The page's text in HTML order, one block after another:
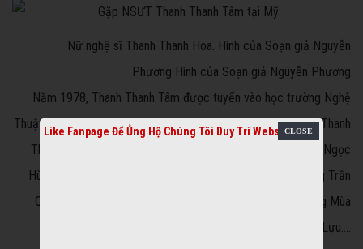
Nữ nghệ sĩ Thanh Thanh Hoa. Hình của Soạn giả Nguyễn
Phương Hình của Soạn giả Nguyễn Phương
Năm 1978, Thanh Thanh Tâm được tuyển vào học trường Nghệ
Thuật diễn xuất, khóa đầu tiên của đoàn hát Trần Hữu Trang, Thanh
Thanh Tâm đã được học với các thầy Phùng Há, Kim Cúc, Ngọc
Hùng, Thu Vân nên diễn xuất sắc vai Trần Quốc Toản tuồng Trần
Quốc Tỏan ra quân. Cô cũng thành công qua các vai tuồng Mùa
Xuân Cho Em, Đời Cô Lựu….
Like Fanpage Để Ủng Hộ Chúng Tôi Duy Trì Website